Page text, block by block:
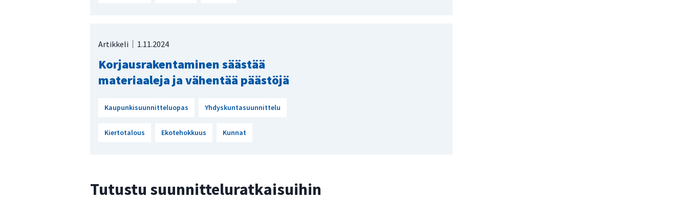
Artikkeli 1.11.2024
Korjausrakentaminen säästää
materiaaleja ja vähentää päästöjä
Kaupunkisuunnitteluopas Yhdyskuntasuunnittelu
Kiertotalous Ekotehokkuus Kunnat
Tutustu suunnitteluratkaisuihin